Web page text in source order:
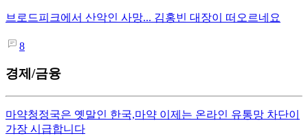
브로드피크에서 산악인 사망... 김홍빈 대장이 떠오르네요
8
경제/금융
마약청정국은 옛말인 한국,마약 이제는 온라인 유통망 차단이
가장 시급합니다